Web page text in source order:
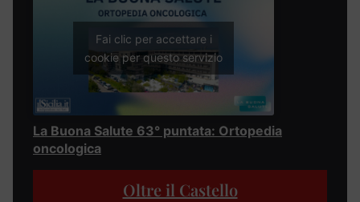
Fai clic per accettare i
cookie per questo servizio
La Buona Salute 63° puntata: Ortopedia
oncologica
Oltre il Castello